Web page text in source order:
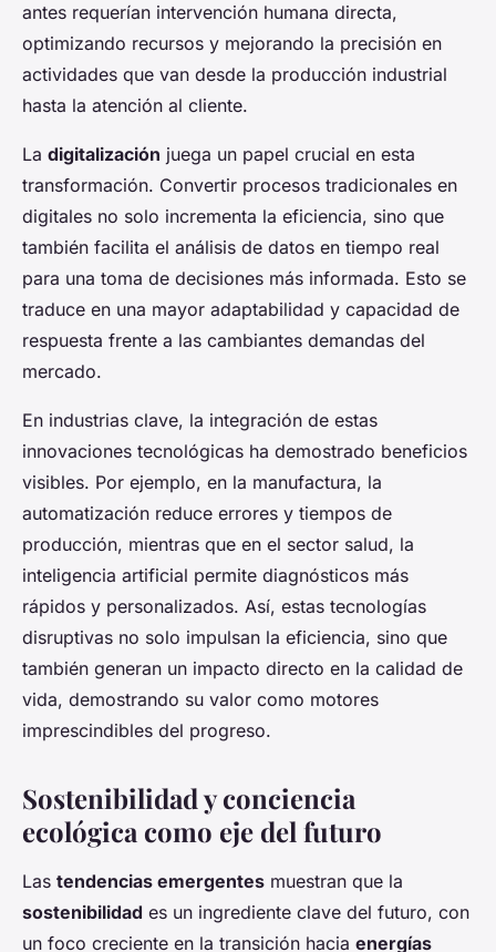
antes requerían intervención humana directa,
optimizando recursos y mejorando la precisión en
actividades que van desde la producción industrial
hasta la atención al cliente.
La digitalización juega un papel crucial en esta
transformación. Convertir procesos tradicionales en
digitales no solo incrementa la eficiencia, sino que
también facilita el análisis de datos en tiempo real
para una toma de decisiones más informada. Esto se
traduce en una mayor adaptabilidad y capacidad de
respuesta frente a las cambiantes demandas del
mercado.
En industrias clave, la integración de estas
innovaciones tecnológicas ha demostrado beneficios
visibles. Por ejemplo, en la manufactura, la
automatización reduce errores y tiempos de
producción, mientras que en el sector salud, la
inteligencia artificial permite diagnósticos más
rápidos y personalizados. Así, estas tecnologías
disruptivas no solo impulsan la eficiencia, sino que
también generan un impacto directo en la calidad de
vida, demostrando su valor como motores
imprescindibles del progreso.
Sostenibilidad y conciencia
ecológica como eje del futuro
Las tendencias emergentes muestran que la
sostenibilidad es un ingrediente clave del futuro, con
un foco creciente en la transición hacia energías